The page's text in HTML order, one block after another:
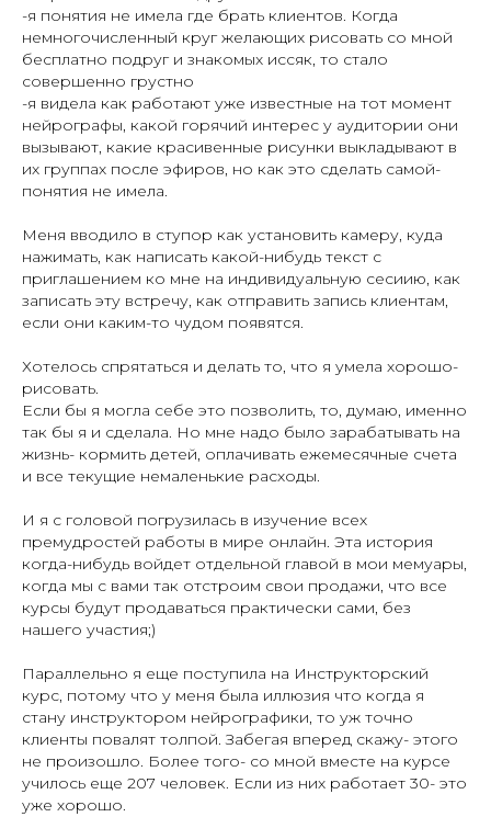
-я понятия не имела где брать клиентов. Когда
немногочисленный круг желающих рисовать со мной
бесплатно подруг и знакомых иссяк, то стало
совершенно грустно
-я видела как работают уже известные на тот момент
нейрографы, какой горячий интерес у аудитории они
вызывают, какие красивенные рисунки выкладывают в
их группах после эфиров, но как это сделать самой-
понятия не имела.
Меня вводило в ступор как установить камеру, куда
нажимать, как написать какой-нибудь текст с
приглашением ко мне на индивидуальную сесиию, как
записать эту встречу, как отправить запись клиентам,
если они каким-то чудом появятся.
Хотелось спрятаться и делать то, что я умела хорошо-
рисовать.
Если бы я могла себе это позволить, то, думаю, именно
так бы я и сделала. Но мне надо было зарабатывать на
жизнь- кормить детей, оплачивать ежемесячные счета
и все текущие немаленькие расходы.
И я с головой погрузилась в изучение всех
премудростей работы в мире онлайн. Эта история
когда-нибудь войдет отдельной главой в мои мемуары,
когда мы с вами так отстроим свои продажи, что все
курсы будут продаваться практически сами, без
нашего участия;)
Параллельно я еще поступила на Инструкторский
курс, потому что у меня была иллюзия что когда я
стану инструктором нейрографики, то уж точно
клиенты повалят толпой. Забегая вперед скажу- этого
не произошло. Более того- со мной вместе на курсе
училось еще 207 человек. Если из них работает 30- это
уже хорошо.